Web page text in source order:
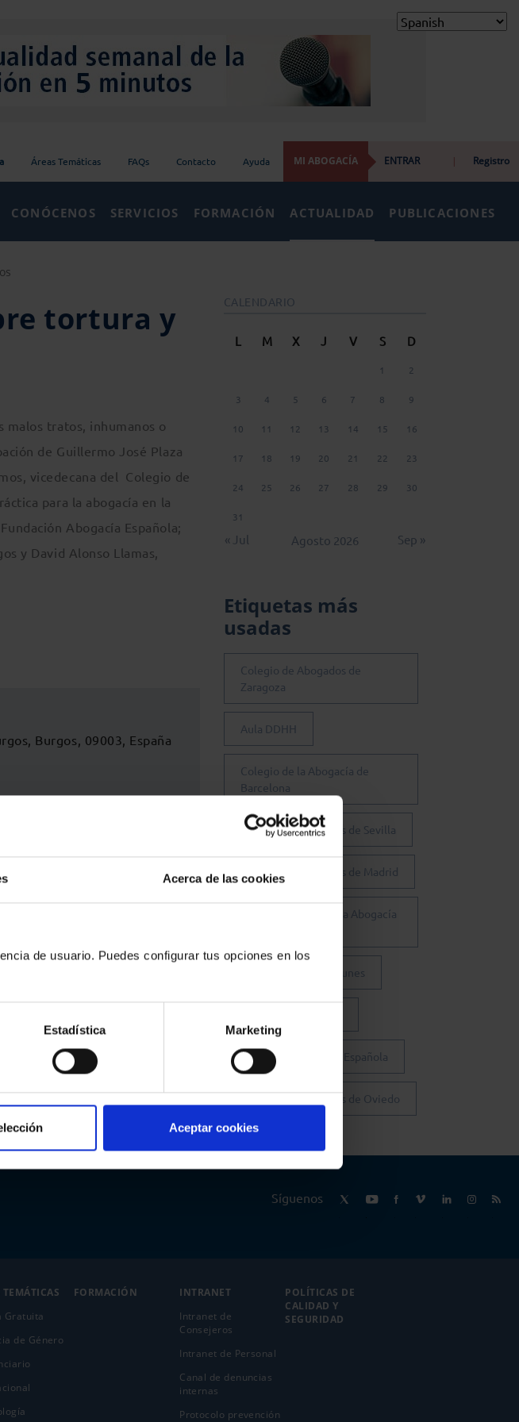
Acerca de las cookies
de usuario. Puedes configurar tus opciones en los
Estadística Marketing
Aceptar cookies
Áreas Temáticas FAQs Contacto Ayuda MI ABOGACÍA ENTRAR | Registro
CONÓCENOS SERVICIOS FORMACIÓN ACTUALIDAD PUBLICACIONES
tortura y
malos tratos, inhumanos o
de Guillermo José Plaza
vicedecana del Colegio de
para la abogacía en la
Abogacía Española;
y David Alonso Llamas,
Burgos, 09003, España
CALENDARIO
Agosto 2026
L M X J V S D
1 2
3 4 5 6 7 8 9
10 11 12 13 14 15 16
17 18 19 20 21 22 23
24 25 26 27 28 29 30
31
« Jul Sep »
Etiquetas más
usadas
Colegio de Abogados de
Zaragoza
Aula DDHH
Colegio de la Abogacía de
Barcelona
Colegio de Abogados de Sevilla
Colegio de Abogados de Madrid
Consejo General de la Abogacía
Conferencia de los Lunes
Fundación Abogacía Española
Colegio de Abogados de Oviedo
Síguenos
TEMÁTICAS
Gratuita
de Género
FORMACIÓN
INTRANET
Intranet de
Consejeros
Intranet de Personal
Canal de denuncias
internas
Protocolo prevención
POLÍTICAS DE
CALIDAD Y
SEGURIDAD